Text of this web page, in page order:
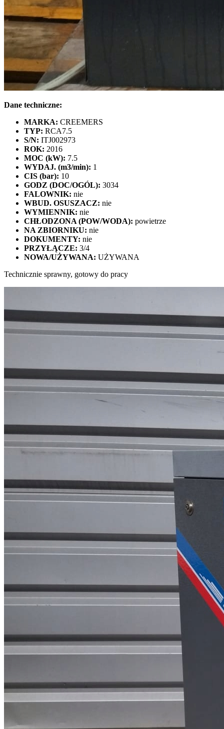
Dane techniczne:
MARKA: CREEMERS
TYP: RCA7.5
S/N: ITJ002973
ROK: 2016
MOC (kW): 7.5
WYDAJ. (m3/min): 1
CIS (bar): 10
GODZ (DOC/OGÓL): 3034
FALOWNIK: nie
WBUD. OSUSZACZ: nie
WYMIENNIK: nie
CHŁODZONA (POW/WODA): powietrze
NA ZBIORNIKU: nie
DOKUMENTY: nie
PRZYŁĄCZE: 3/4
NOWA/UŻYWANA: UŻYWANA
Technicznie sprawny, gotowy do pracy